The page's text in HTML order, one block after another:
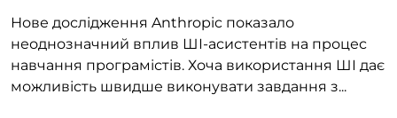
Нове дослідження Anthropic показало
неоднозначний вплив ШІ-асистентів на процес
навчання програмістів. Хоча використання ШІ дає
можливість швидше виконувати завдання з...